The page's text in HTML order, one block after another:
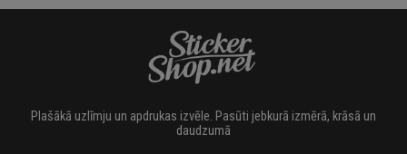
Plašākā uzlīmju un apdrukas izvēle. Pasūti jebkurā izmērā, krāsā un
daudzumā